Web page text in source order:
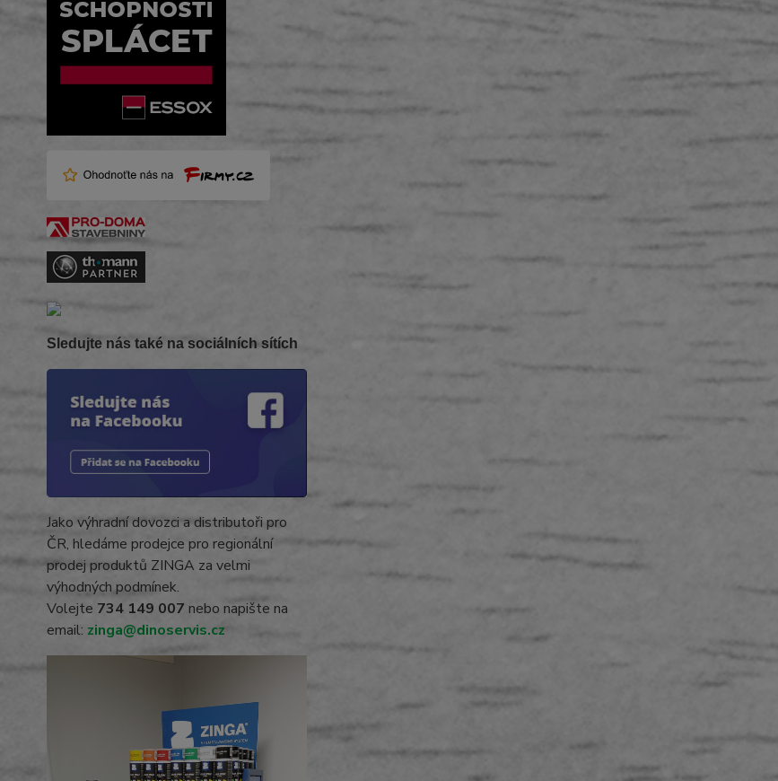
Sledujte nás také na sociálních sítích
Jako výhradní dovozci a distributoři pro
ČR, hledáme prodejce pro regionální
prodej produktů ZINGA za velmi
výhodných podmínek.
Volejte 734 149 007 nebo napište na
email: zinga@dinoservis.cz